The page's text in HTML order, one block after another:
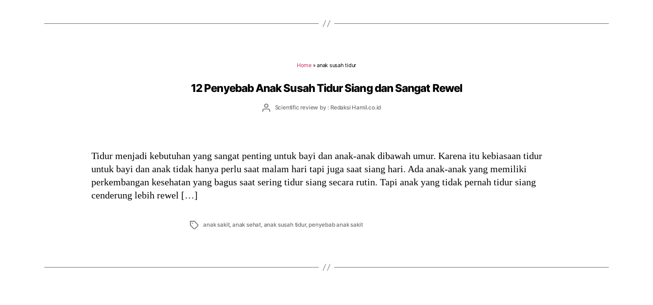
Home»anak susah tidur
12 Penyebab Anak Susah Tidur Siang dan Sangat Rewel
PostScientific review by : Redaksi Hamil.co.id
Tidur menjadi kebutuhan yang sangat penting untuk bayi dan anak-anak dibawah umur. Karena itu kebiasaan tidur
untuk bayi dan anak tidak hanya perlu saat malam hari tapi juga saat siang hari. Ada anak-anak yang memiliki
perkembangan kesehatan yang bagus saat sering tidur siang secara rutin. Tapi anak yang tidak pernah tidur siang
cenderung lebih rewel […]
Tags anak sakit,anak sehat, anak susah tidur,penyebab anak sakit